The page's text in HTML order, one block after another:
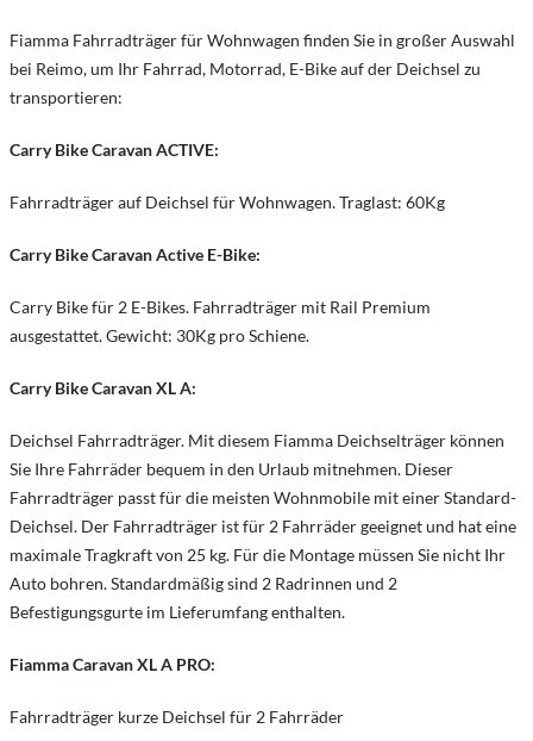
Fiamma Fahrradträger für Wohnwagen finden Sie in großer Auswahl
bei Reimo, um Ihr Fahrrad, Motorrad, E-Bike auf der Deichsel zu
transportieren:
Carry Bike Caravan ACTIVE:
Fahrradträger auf Deichsel für Wohnwagen. Traglast: 60Kg
Carry Bike Caravan Active E-Bike:
Carry Bike für 2 E-Bikes. Fahrradträger mit Rail Premium
ausgestattet. Gewicht: 30Kg pro Schiene.
Carry Bike Caravan XL A:
Deichsel Fahrradträger. Mit diesem Fiamma Deichselträger können
Sie Ihre Fahrräder bequem in den Urlaub mitnehmen. Dieser
Fahrradträger passt für die meisten Wohnmobile mit einer Standard-
Deichsel. Der Fahrradträger ist für 2 Fahrräder geeignet und hat eine
maximale Tragkraft von 25 kg. Für die Montage müssen Sie nicht Ihr
Auto bohren. Standardmäßig sind 2 Radrinnen und 2
Befestigungsgurte im Lieferumfang enthalten.
Fiamma Caravan XL A PRO:
Fahrradträger kurze Deichsel für 2 Fahrräder